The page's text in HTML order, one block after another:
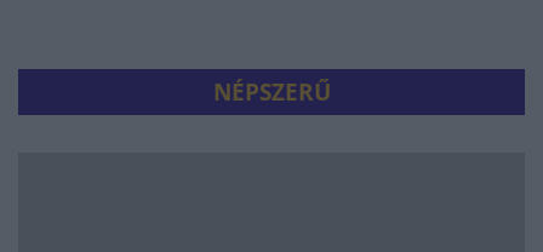
NÉPSZERŰ